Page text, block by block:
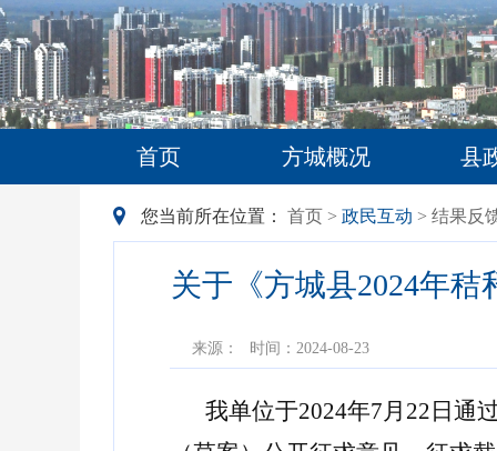
首页 方城概况 县
您当前所在位置： 首页 > 政民互动 > 结果反
关于《方城县2024年
来源： 时间：2024-08-23
我单位于2024年7月22日通